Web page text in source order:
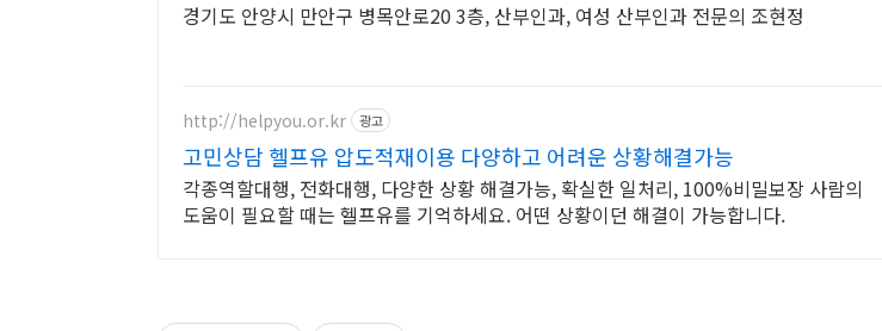
경기도 안양시 만안구 병목안로20 3층, 산부인과, 여성 산부인과 전문의 조현정
http://helpyou.or.kr 광고
고민상담 헬프유 압도적재이용 다양하고 어려운 상황해결가능
각종역할대행, 전화대행, 다양한 상황 해결가능, 확실한 일처리, 100%비밀보장 사람의
도움이 필요할 때는 헬프유를 기억하세요. 어떤 상황이던 해결이 가능합니다.